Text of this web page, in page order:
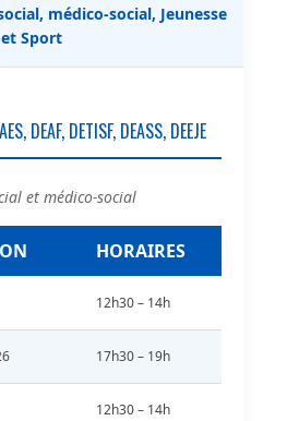
médico-social, Jeunesse
et Sport
DEAF, DETISF, DEASS, DEEJE
et médico-social
HORAIRES
12h30 – 14h
17h30 – 19h
12h30 – 14h